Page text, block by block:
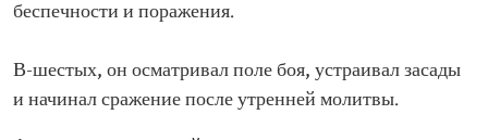
беспечности и поражения.
В-шестых, он осматривал поле боя, устраивал засады
и начинал сражение после утренней молитвы.